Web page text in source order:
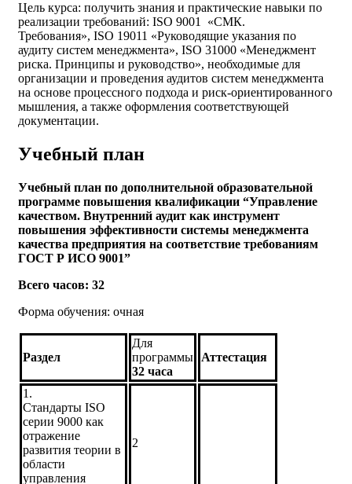
Цель курса: получить знания и практические навыки по
реализации требований: ISO 9001 «СМК.
Требования», ISO 19011 «Руководящие указания по
аудиту систем менеджмента», ISO 31000 «Менеджмент
риска. Принципы и руководство», необходимые для
организации и проведения аудитов систем менеджмента
на основе процессного подхода и риск-ориентированного
мышления, а также оформления соответствующей
документации.
Учебный план
Учебный план по дополнительной образовательной
программе повышения квалификации “Управление
качеством. Внутренний аудит как инструмент
повышения эффективности системы менеджмента
качества предприятия на соответствие требованиям
ГОСТ Р ИСО 9001”
Всего часов: 32
Форма обучения: очная
Раздел
Для
программы
32 часа
Аттестация
1.
Стандарты ISO
серии 9000 как
отражение
развития теории в
области
управления
2